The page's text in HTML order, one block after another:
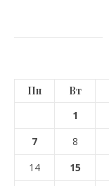
Пн Вт
1
7
8
14
15